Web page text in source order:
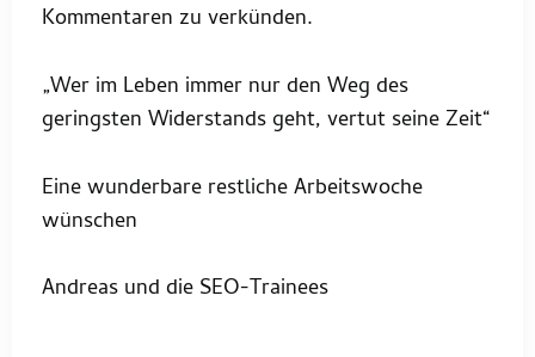
Kommentaren zu verkünden.
„Wer im Leben immer nur den Weg des
geringsten Widerstands geht, vertut seine Zeit“
Eine wunderbare restliche Arbeitswoche
wünschen
Andreas und die SEO-Trainees